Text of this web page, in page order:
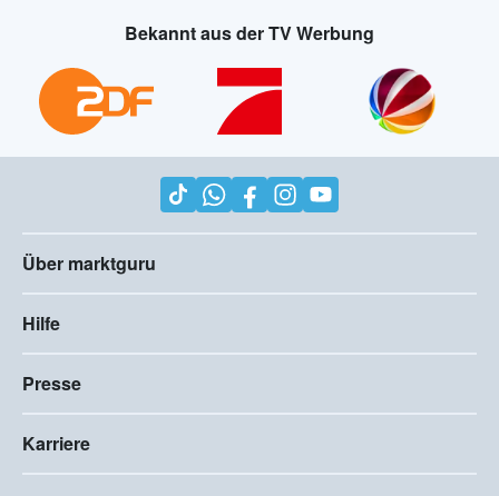
Bekannt aus der TV Werbung
Über marktguru
Hilfe
Presse
Karriere